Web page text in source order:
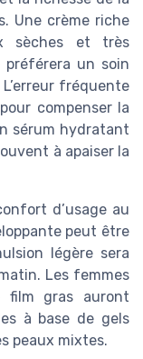
Une crème riche
sèches et très
préférera un soin
fréquente
compenser la
sérum hydratant
à apaiser la
d’usage au
peut être
légère sera
Les femmes
film gras auront
à base de gels
peaux mixtes.